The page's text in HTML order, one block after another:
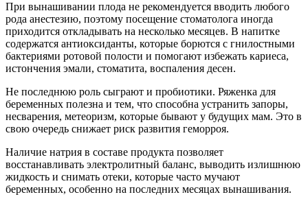
При вынашивании плода не рекомендуется вводить любого
рода анестезию, поэтому посещение стоматолога иногда
приходится откладывать на несколько месяцев. В напитке
содержатся антиоксиданты, которые борются с гнилостными
бактериями ротовой полости и помогают избежать кариеса,
истончения эмали, стоматита, воспаления десен.
Не последнюю роль сыграют и пробиотики. Ряженка для
беременных полезна и тем, что способна устранить запоры,
несварения, метеоризм, которые бывают у будущих мам. Это в
свою очередь снижает риск развития геморроя.
Наличие натрия в составе продукта позволяет
восстанавливать электролитный баланс, выводить излишнюю
жидкость и снимать отеки, которые часто мучают
беременных, особенно на последних месяцах вынашивания.